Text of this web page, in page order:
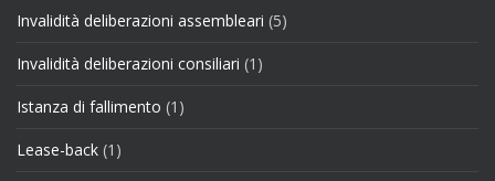
Invalidità deliberazioni assembleari (5)
Invalidità deliberazioni consiliari (1)
Istanza di fallimento (1)
Lease-back (1)